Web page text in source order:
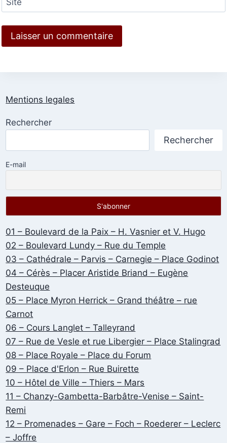
Site
Mentions legales
Rechercher
Rechercher
E-mail
01 – Boulevard de la Paix – H. Vasnier et V. Hugo
02 – Boulevard Lundy – Rue du Temple
03 – Cathédrale – Parvis – Carnegie – Place Godinot
04 – Cérès – Placer Aristide Briand – Eugène
Desteuque
05 – Place Myron Herrick – Grand théâtre – rue
Carnot
06 – Cours Langlet – Talleyrand
07 – Rue de Vesle et rue Libergier – Place Stalingrad
08 – Place Royale – Place du Forum
09 – Place d'Erlon – Rue Buirette
10 – Hôtel de Ville – Thiers – Mars
11 – Chanzy-Gambetta-Barbâtre-Venise – Saint-
Remi
12 – Promenades – Gare – Foch – Roederer – Leclerc
– Joffre